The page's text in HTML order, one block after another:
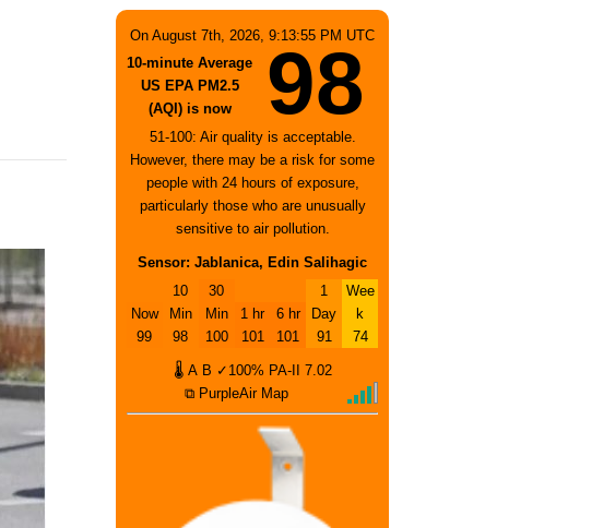
On August 7th, 2026, 9:13:55 PM UTC
10-minute Average
US EPA PM2.5
(AQI) is now
98
51-100: Air quality is acceptable.
However, there may be a risk for some
people with 24 hours of exposure,
particularly those who are unusually
sensitive to air pollution.
Sensor: Jablanica, Edin Salihagic
Now
99
10
Min
98
30
Min
100
1 hr
101
6 hr
101
1
Day
91
Wee
k
74
🌡 A B ✓100% PA-II
7.02
⧉ PurpleAir Map